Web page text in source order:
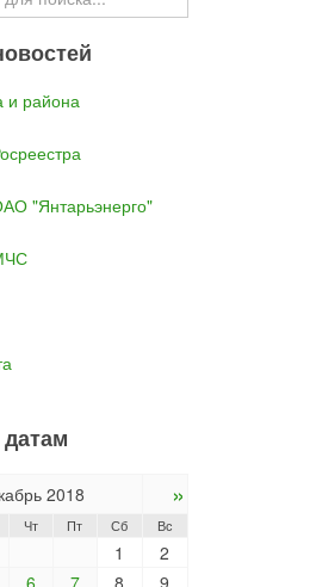
и района
"Янтарьэнерго"
2018 »
Чт Пт Сб Вс
1
2
6 7 8
9